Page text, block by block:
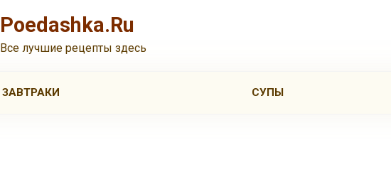
Poedashka.Ru
Все лучшие рецепты здесь
ЗАВТРАКИ СУПЫ